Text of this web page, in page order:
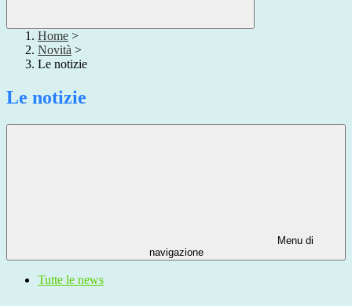
Home >
Novità >
Le notizie
Le notizie
Menu di
navigazione
Tutte le news